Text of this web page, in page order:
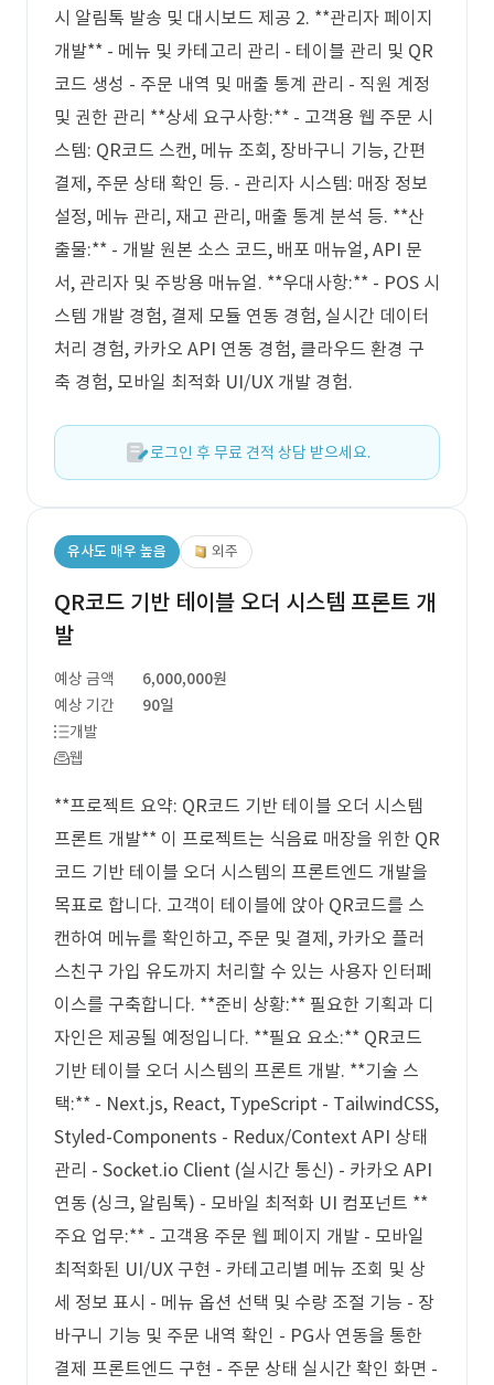
시 알림톡 발송 및 대시보드 제공 2. **관리자 페이지
개발** - 메뉴 및 카테고리 관리 - 테이블 관리 및 QR
코드 생성 - 주문 내역 및 매출 통계 관리 - 직원 계정
및 권한 관리 **상세 요구사항:** - 고객용 웹 주문 시
스템: QR코드 스캔, 메뉴 조회, 장바구니 기능, 간편
결제, 주문 상태 확인 등. - 관리자 시스템: 매장 정보
설정, 메뉴 관리, 재고 관리, 매출 통계 분석 등. **산
출물:** - 개발 원본 소스 코드, 배포 매뉴얼, API 문
서, 관리자 및 주방용 매뉴얼. **우대사항:** - POS 시
스템 개발 경험, 결제 모듈 연동 경험, 실시간 데이터
처리 경험, 카카오 API 연동 경험, 클라우드 환경 구
축 경험, 모바일 최적화 UI/UX 개발 경험.
로그인 후 무료 견적 상담 받으세요.
유사도 매우 높음 외주
QR코드 기반 테이블 오더 시스템 프론트 개
발
예상 금액
6,000,000원
예상 기간
90일
개발
웹
**프로젝트 요약: QR코드 기반 테이블 오더 시스템
프론트 개발** 이 프로젝트는 식음료 매장을 위한 QR
코드 기반 테이블 오더 시스템의 프론트엔드 개발을
목표로 합니다. 고객이 테이블에 앉아 QR코드를 스
캔하여 메뉴를 확인하고, 주문 및 결제, 카카오 플러
스친구 가입 유도까지 처리할 수 있는 사용자 인터페
이스를 구축합니다. **준비 상황:** 필요한 기획과 디
자인은 제공될 예정입니다. **필요 요소:** QR코드
기반 테이블 오더 시스템의 프론트 개발. **기술 스
택:** - Next.js, React, TypeScript - TailwindCSS,
Styled-Components - Redux/Context API 상태
관리 - Socket.io Client (실시간 통신) - 카카오 API
연동 (싱크, 알림톡) - 모바일 최적화 UI 컴포넌트 **
주요 업무:** - 고객용 주문 웹 페이지 개발 - 모바일
최적화된 UI/UX 구현 - 카테고리별 메뉴 조회 및 상
세 정보 표시 - 메뉴 옵션 선택 및 수량 조절 기능 - 장
바구니 기능 및 주문 내역 확인 - PG사 연동을 통한
결제 프론트엔드 구현 - 주문 상태 실시간 확인 화면 -